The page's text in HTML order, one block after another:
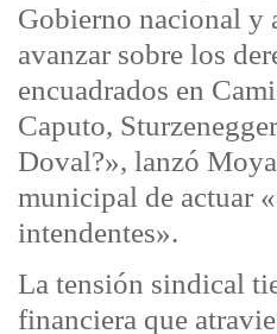
Gobierno nacional y
avanzar sobre los
encuadrados en
Caputo,
Doval?», lanzó
municipal de actuar
intendentes».
La tensión sindical
financiera que